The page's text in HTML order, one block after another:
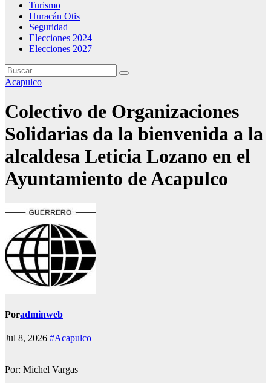
Turismo
Huracán Otis
Seguridad
Elecciones 2024
Elecciones 2027
Acapulco
Colectivo de Organizaciones
Solidarias da la bienvenida a la
alcaldesa Leticia Lozano en el
Ayuntamiento de Acapulco
Poradminweb
Jul 8, 2026 #Acapulco
Por: Michel Vargas